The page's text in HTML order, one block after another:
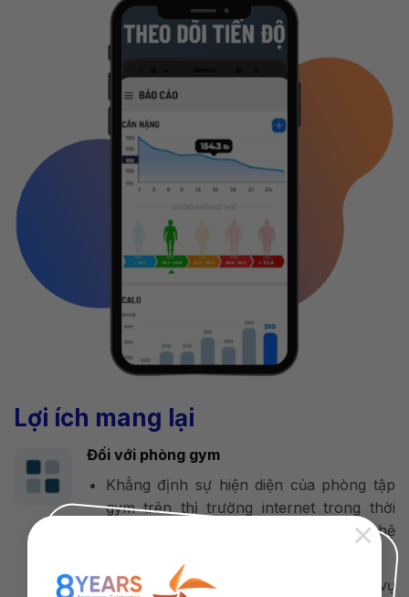
×
Lợi ích mang lại
Đối với phòng gym
Khẳng định sự hiện diện của phòng tập
gym trên thị trường internet trong thời
điểm phát triển mạnh mẽ của công nghệ
Quảng bá, giới thiệu hình ảnh, dịch vụ